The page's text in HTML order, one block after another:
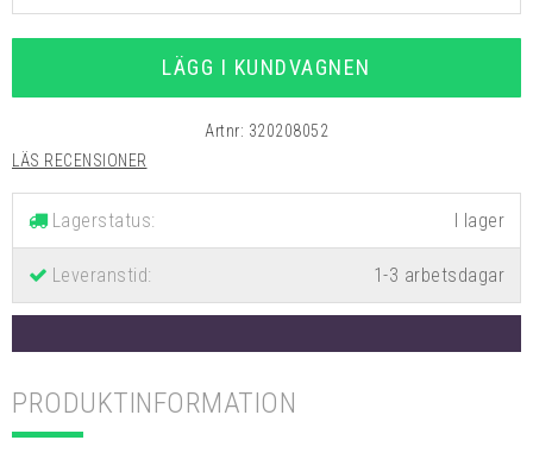
LÄGG I KUNDVAGNEN
Artnr: 320208052
LÄS RECENSIONER
Lagerstatus:
Leveranstid: 1-3 arbetsdagar
PRODUKTINFORMATION